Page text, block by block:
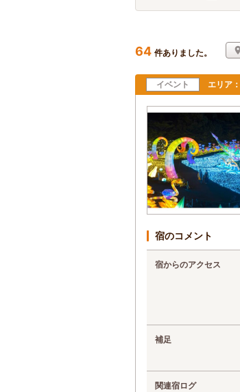
64 件ありました。
イベント エリア：
宿のコメント
宿からのアクセス
補足
関連宿ログ